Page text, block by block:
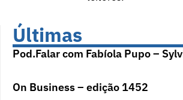
Últimas
Pod.Falar com Fabíola Pupo –
On Business – edição 1452